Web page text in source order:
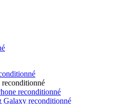
reconditionné
Galaxy reconditionné